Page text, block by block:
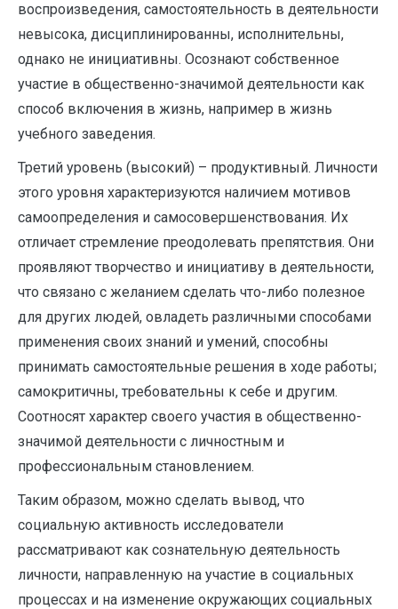
воспроизведения, самостоятельность в деятельности
невысока, дисциплинированны, исполнительны,
однако не инициативны. Осознают собственное
участие в общественно-значимой деятельности как
способ включения в жизнь, например в жизнь
учебного заведения.
Третий уровень (высокий) – продуктивный. Личности
этого уровня характеризуются наличием мотивов
самоопределения и самосовершенствования. Их
отличает стремление преодолевать препятствия. Они
проявляют творчество и инициативу в деятельности,
что связано с желанием сделать что-либо полезное
для других людей, овладеть различными способами
применения своих знаний и умений, способны
принимать самостоятельные решения в ходе работы;
самокритичны, требовательны к себе и другим.
Соотносят характер своего участия в общественно-
значимой деятельности с личностным и
профессиональным становлением.
Таким образом, можно сделать вывод, что
социальную активность исследователи
рассматривают как сознательную деятельность
личности, направленную на участие в социальных
процессах и на изменение окружающих социальных